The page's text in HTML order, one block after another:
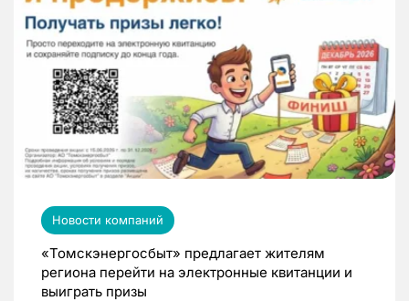
Новости компаний
«Томскэнергосбыт» предлагает жителям
региона перейти на электронные квитанции и
выиграть призы